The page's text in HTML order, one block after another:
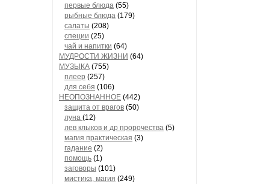
первые блюда (55)
рыбные блюда (179)
салаты (208)
специи (25)
чай и напитки (64)
МУДРОСТИ ЖИЗНИ (64)
МУЗЫКА (755)
плеер (257)
для себя (106)
НЕОПОЗНАННОЕ (442)
защита от врагов (50)
луна (12)
лев клыков и др пророчества (5)
магия практическая (3)
гадание (2)
помощь (1)
заговоры (101)
мистика, магия (249)